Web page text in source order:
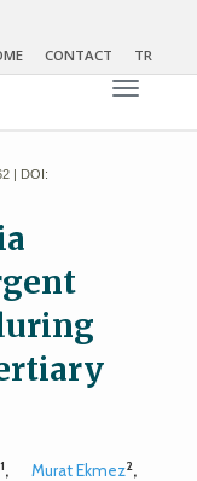
CONTACT TR
Toggle
| DOI:
1, Murat Ekmez2,